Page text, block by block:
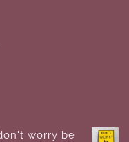
worry be